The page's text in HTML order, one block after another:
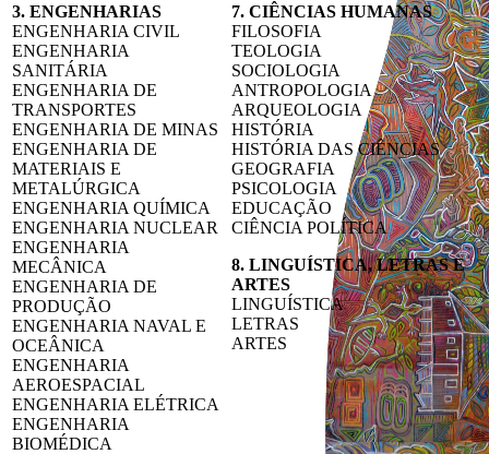
3. ENGENHARIAS
ENGENHARIA CIVIL
ENGENHARIA
SANITÁRIA
ENGENHARIA DE
TRANSPORTES
ENGENHARIA DE MINAS
ENGENHARIA DE
MATERIAIS E
METALÚRGICA
ENGENHARIA QUÍMICA
ENGENHARIA NUCLEAR
ENGENHARIA
MECÂNICA
ENGENHARIA DE
PRODUÇÃO
ENGENHARIA NAVAL E
OCEÂNICA
ENGENHARIA
AEROESPACIAL
ENGENHARIA ELÉTRICA
ENGENHARIA
BIOMÉDICA
7. CIÊNCIAS HUMANAS
FILOSOFIA
TEOLOGIA
SOCIOLOGIA
ANTROPOLOGIA
ARQUEOLOGIA
HISTÓRIA
HISTÓRIA DAS CIÊNCIAS
GEOGRAFIA
PSICOLOGIA
EDUCAÇÃO
CIÊNCIA POLÍTICA
8. LINGUÍSTICA, LETRAS E
ARTES
LINGUÍSTICA
LETRAS
ARTES